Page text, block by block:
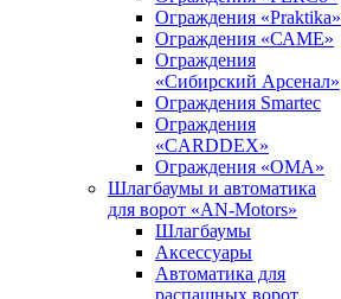
Ограждения «Praktika»
Ограждения «САМЕ»
Ограждения
«Сибирский Арсенал»
Ограждения Smartec
Ограждения
«CARDDEX»
Ограждения «ОМА»
Шлагбаумы и автоматика
для ворот «AN-Motors»
Шлагбаумы
Аксессуары
Автоматика для
распашных ворот